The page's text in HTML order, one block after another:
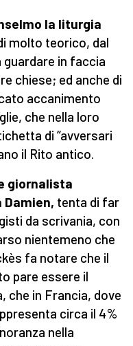
la liturgia
molto teorico, dal
in faccia
chiese; ed anche di
accanimento
che nella loro
di “avversari
il Rito antico.
giornalista
tenta di far
da scrivania, con
nientemeno che
fa notare che il
pare essere il
che in Francia, dove
circa il 4%
nella